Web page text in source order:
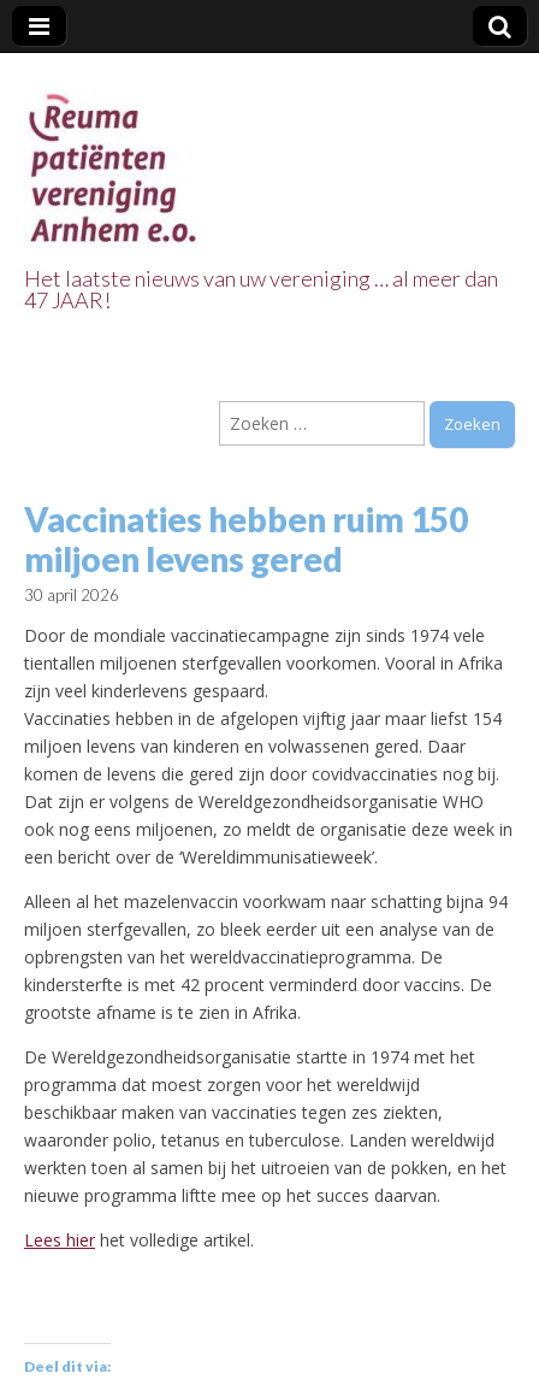
Vereniging
Arnhem e.o.
Het laatste nieuws van uw vereniging … al meer dan
47 JAAR!
Zoeken
naar:
Vaccinaties hebben ruim 150
miljoen levens gered
30 april 2026
Door de mondiale vaccinatiecampagne zijn sinds 1974 vele
tientallen miljoenen sterfgevallen voorkomen. Vooral in Afrika
zijn veel kinderlevens gespaard.
Vaccinaties hebben in de afgelopen vijftig jaar maar liefst 154
miljoen levens van kinderen en volwassenen gered. Daar
komen de levens die gered zijn door covidvaccinaties nog bij.
Dat zijn er volgens de Wereldgezondheidsorganisatie WHO
ook nog eens miljoenen, zo meldt de organisatie deze week in
een bericht over de ‘Wereldimmunisatieweek’.
Alleen al het mazelenvaccin voorkwam naar schatting bijna 94
miljoen sterfgevallen, zo bleek eerder uit een analyse van de
opbrengsten van het wereldvaccinatieprogramma. De
kindersterfte is met 42 procent verminderd door vaccins. De
grootste afname is te zien in Afrika.
De Wereldgezondheidsorganisatie startte in 1974 met het
programma dat moest zorgen voor het wereldwijd
beschikbaar maken van vaccinaties tegen zes ziekten,
waaronder polio, tetanus en tuberculose. Landen wereldwijd
werkten toen al samen bij het uitroeien van de pokken, en het
nieuwe programma liftte mee op het succes daarvan.
Lees hier het volledige artikel.
Deel dit via: